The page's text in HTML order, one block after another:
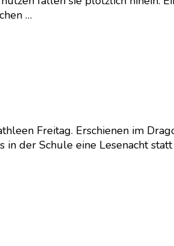
…
Freitag. Erschienen im
der Schule eine Lesenacht